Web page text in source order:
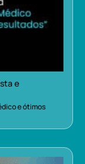
e
e ótimos